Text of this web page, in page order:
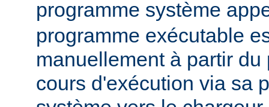
programme système
programme exécutable
manuellement à partir du
cours d'exécution via sa